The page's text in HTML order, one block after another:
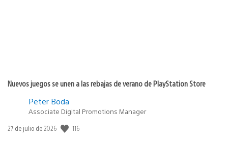
Nuevos juegos se unen a las rebajas de verano de PlayStation Store
Peter Boda
Associate Digital Promotions Manager
Fecha
27 de julio de 2026 116